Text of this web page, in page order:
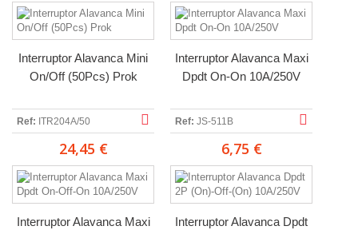
Interruptor Alavanca Mini
On/Off (50Pcs) Prok
Ref: ITR204A/50
24,45 €
Interruptor Alavanca Maxi
Dpdt On-On 10A/250V
Ref: JS-511B
6,75 €
Interruptor Alavanca Maxi
Interruptor Alavanca Dpdt